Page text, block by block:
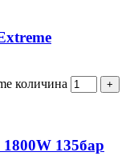
количина
135бар